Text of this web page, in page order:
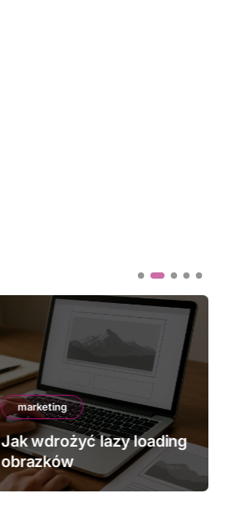
marketing
Jak wdrożyć lazy loading
obrazków